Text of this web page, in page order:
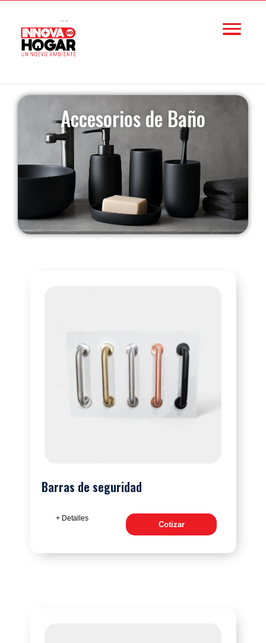
Accesorios de Baño
Barras de seguridad
+ Detalles
Cotizar